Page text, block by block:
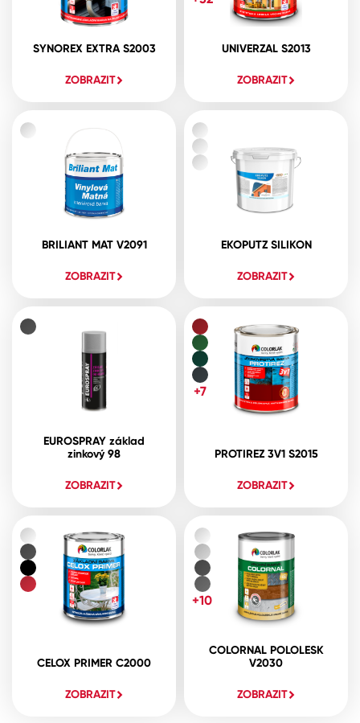
SYNOREX EXTRA S2003
ZOBRAZIT
UNIVERZAL S2013
ZOBRAZIT
BRILIANT MAT V2091
ZOBRAZIT
EKOPUTZ SILIKON
ZOBRAZIT
EUROSPRAY základ
zinkový 98
ZOBRAZIT
PROTIREZ 3V1 S2015
ZOBRAZIT
+7
CELOX PRIMER C2000
ZOBRAZIT
COLORNAL POLOLESK
V2030
ZOBRAZIT
+10